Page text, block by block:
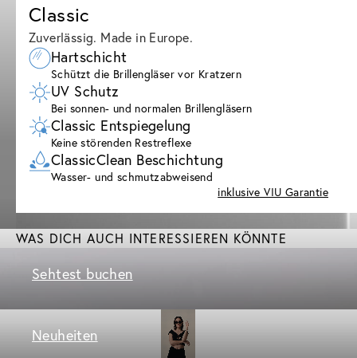
Classic
Zuverlässig. Made in Europe.
Hartschicht
Schützt die Brillengläser vor Kratzern
UV Schutz
Bei sonnen- und normalen Brillengläsern
Classic Entspiegelung
Keine störenden Restreflexe
ClassicClean Beschichtung
Wasser- und schmutzabweisend
inklusive VIU Garantie
WAS DICH AUCH INTERESSIEREN KÖNNTE
Sehtest buchen
Neuheiten